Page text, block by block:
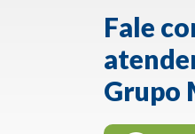
Fale
Grupo